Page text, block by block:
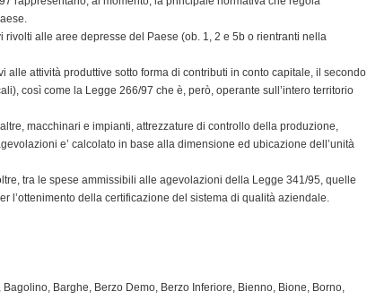
alle aree depresse del Paese (ob. 1, 2 e 5b o rientranti nella
alle attività produttive sotto forma di contributi in conto capitale, il secondo
così come la Legge 266/97 che è, però, operante sull’intero territorio
macchinari e impianti, attrezzature di controllo della produzione,
e’ calcolato in base alla dimensione ed ubicazione dell’unità
tra le spese ammissibili alle agevolazioni della Legge 341/95, quelle
l’ottenimento della certificazione del sistema di qualità aziendale.
Barghe, Berzo Demo, Berzo Inferiore, Bienno, Bione, Borno,